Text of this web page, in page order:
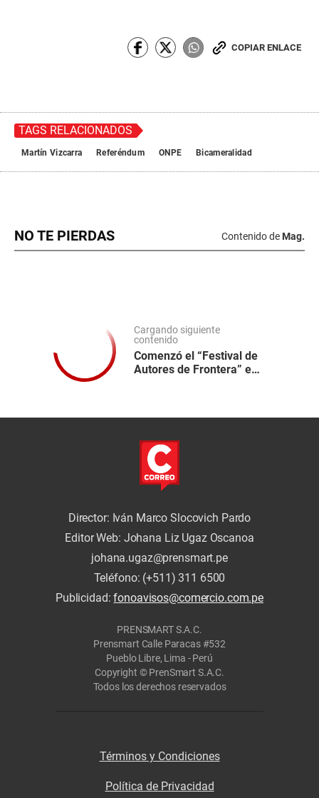
COPIAR ENLACE
TAGS RELACIONADOS
Martín Vizcarra Referéndum ONPE Bicameralidad
NO TE PIERDAS Contenido de Mag.
Cargando siguiente
contenido
Comenzó el “Festival de
Autores de Frontera” en
Director: Iván Marco Slocovich Pardo
Editor Web: Johana Liz Ugaz Oscanoa
johana.ugaz@prensmart.pe
Teléfono: (+511) 311 6500
Publicidad:fonoavisos@comercio.com.pe
PRENSMART S.A.C.
Prensmart Calle Paracas #532
Pueblo Libre, Lima - Perú
Copyright © PrenSmart S.A.C.
Todos los derechos reservados
Términos y Condiciones
Política de Privacidad